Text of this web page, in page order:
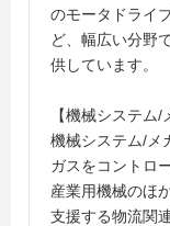
のモータドライ
ど、幅広い分野
供しています。
【機械システム/
機械システム/メ
ガスをコントロ
産業用機械のほ
支援する物流関